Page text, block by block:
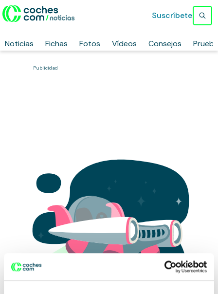
Noticias Fichas Fotos Vídeos Consejos
Suscríbete
Publicidad